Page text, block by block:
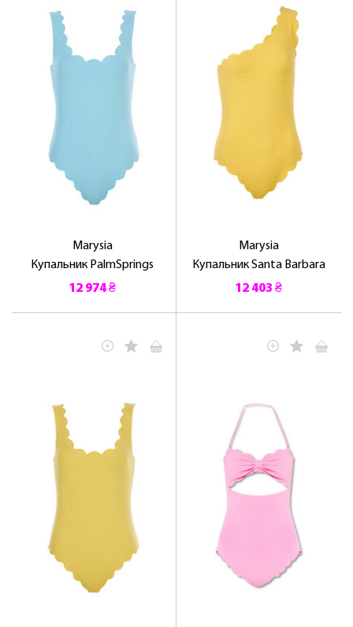
Marysia
Купальник PalmSprings
12 974 ₴
Marysia
Купальник Santa Barbara
12 403 ₴